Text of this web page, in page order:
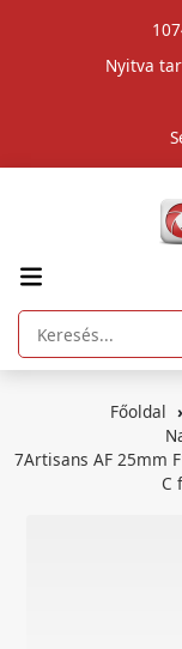
Nyitva
Főoldal
7Artisans AF 25mm
C